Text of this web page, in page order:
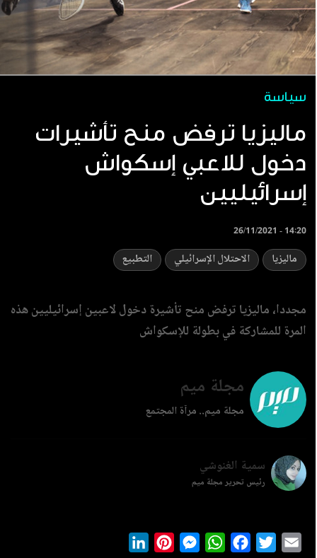
سياسة
ماليزيا ترفض منح تأشيرات
دخول للاعبي إسكواش
إسرائيليين
26/11/2021 - 14:20
ماليزيا الاحتلال الإسرائيلي التطبيع
مجددا، ماليزيا ترفض منح تأشيرة دخول لاعبين إسرائيليين هذه
المرة للمشاركة في بطولة للإسكواش
مجلة ميم
مجلة ميم.. مرآة المجتمع
سمية الغنوشي
رئيس تحرير مجلة ميم
LinkedInPinterestMessengerWhatsAppFacebook
Twitter